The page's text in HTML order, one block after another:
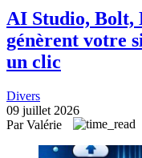
AI Studio, Bolt,
génèrent votre
un clic
Divers
09 juillet 2026
Par Valérie